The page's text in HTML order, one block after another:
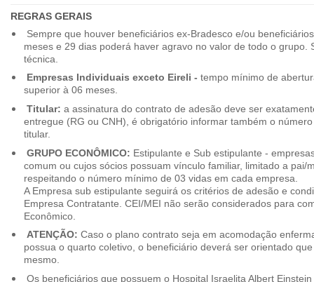
REGRAS GERAIS
Sempre que houver beneficiários ex-Bradesco e/ou
meses e 29 dias poderá haver agravo no valor de todo o grupo.
técnica.
Empresas Individuais exceto Eireli - tempo mínimo de
superior à 06 meses.
Titular: a assinatura do contrato de adesão deve ser
entregue (RG ou CNH), é obrigatório informar também o
titular.
GRUPO ECONÔMICO: Estipulante e Sub estipulante -
comum ou cujos sócios possuam vínculo familiar, limitado a pai/
respeitando o número mínimo de 03 vidas em cada empresa.
A Empresa sub estipulante seguirá os critérios de adesão e
Empresa Contratante. CEI/MEI não serão considerados para
Econômico.
ATENÇÃO: Caso o plano contrato seja em acomodação
possua o quarto coletivo, o beneficiário deverá ser orientado
mesmo.
Os beneficiários que possuem o Hospital Israelita Albert